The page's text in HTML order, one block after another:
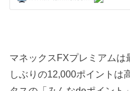
マネックスFXプレミアムは
しぶりの12,000ポイントは